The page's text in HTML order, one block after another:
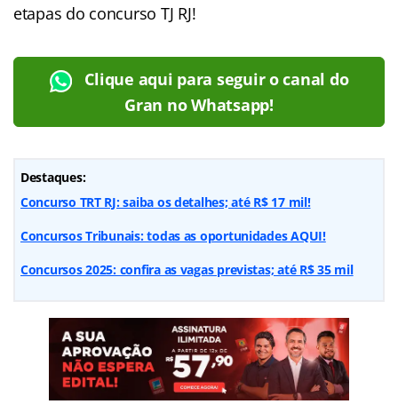
etapas do concurso TJ RJ!
Clique aqui para seguir o canal do
Gran no Whatsapp!
Destaques:
Concurso TRT RJ: saiba os detalhes; até R$ 17 mil!
Concursos Tribunais: todas as oportunidades AQUI!
Concursos 2025: confira as vagas previstas; até R$ 35 mil